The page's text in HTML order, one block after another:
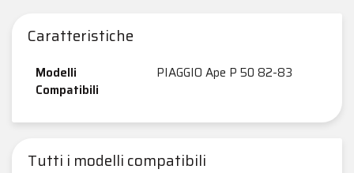
Caratteristiche
Modelli
Compatibili
PIAGGIO Ape P 50 82-83
Tutti i modelli compatibili